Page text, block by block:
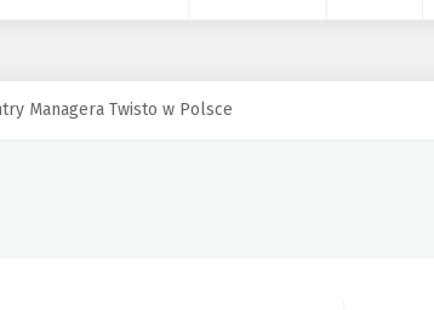
Managera Twisto w Polsce